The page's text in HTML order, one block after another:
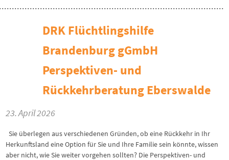
DRK Flüchtlingshilfe
Brandenburg gGmbH
Perspektiven- und
Rückkehrberatung Eberswalde
23. April 2026
Sie überlegen aus verschiedenen Gründen, ob eine Rückkehr in Ihr
Herkunftsland eine Option für Sie und Ihre Familie sein könnte, wissen
aber nicht, wie Sie weiter vorgehen sollten? Die Perspektiven- und